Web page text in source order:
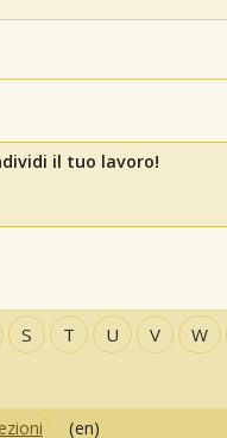
il tuo lavoro!
S T U V W
(en)